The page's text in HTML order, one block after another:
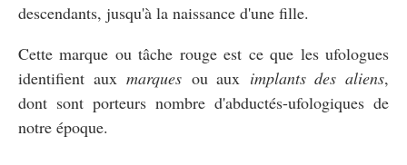
descendants, jusqu'à la naissance d'une fille.
Cette marque ou tâche rouge est ce que les ufologues
identifient auxmarques ou aux implants des aliens,
dont sont porteurs nombre d'abductés-ufologiques de
notre époque.